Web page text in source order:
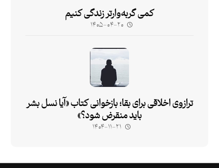
کمی گربه‌وارتر زندگی کنیم
۱۴۰۵-۰۴-۲۰
ترازوی اخلاقی برای بقا؛ بازخوانی کتاب «آیا نسل بشر
باید منقرض شود؟»
۱۴۰۴-۱۱-۲۱